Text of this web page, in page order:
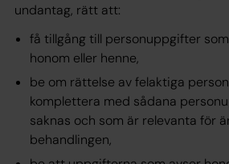
undantag, rätt att:
få tillgång till personuppgifter
honom eller henne,
be om rättelse av felaktiga
komplettera med sådana
saknas och som är relevanta för
behandlingen,